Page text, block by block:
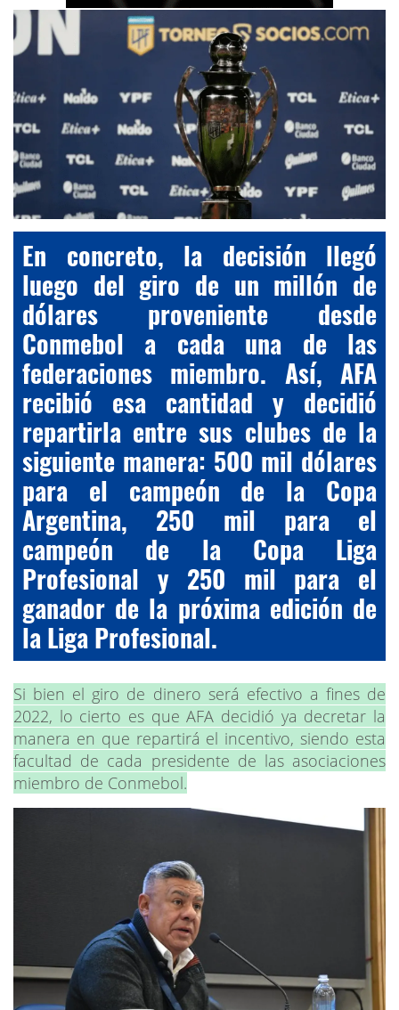
En concreto, la decisión llegó
luego del giro de un millón de
dólares proveniente desde
Conmebol a cada una de las
federaciones miembro. Así, AFA
recibió esa cantidad y decidió
repartirla entre sus clubes de la
siguiente manera: 500 mil dólares
para el campeón de la Copa
Argentina, 250 mil para el
campeón de la Copa Liga
Profesional y 250 mil para el
ganador de la próxima edición de
la Liga Profesional.
Si bien el giro de dinero será efectivo a fines de
2022, lo cierto es que AFA decidió ya decretar la
manera en que repartirá el incentivo, siendo esta
facultad de cada presidente de las asociaciones
miembro de Conmebol.